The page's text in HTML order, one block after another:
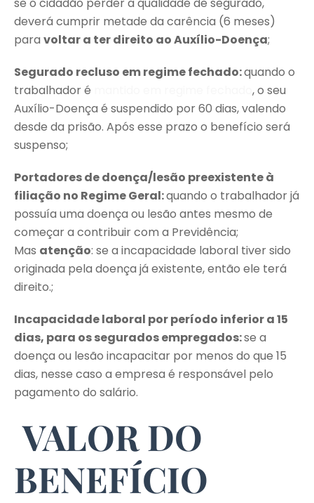
deverá cumprir metade da carência (6 meses)
para voltar a ter direito ao Auxílio-Doença;
Segurado recluso em regime fechado:quando o
trabalhador é
, o seu
Auxílio-Doença é suspendido por 60 dias, valendo
desde da prisão. Após esse prazo o benefício será
suspenso;
Portadores de doença/lesão preexistente à
filiação no Regime Geral:quando o trabalhador já
possuía uma doença ou lesão antes mesmo de
começar a contribuir com a Previdência;
Mas atenção: se a incapacidade laboral tiver sido
originada pela doença já existente, então ele terá
direito.;
Incapacidade laboral por período inferior a 15
dias, para os segurados empregados:se a
doença ou lesão incapacitar por menos do que 15
dias, nesse caso a empresa é responsável pelo
pagamento do salário.
VALOR DO
BENEFÍCIO